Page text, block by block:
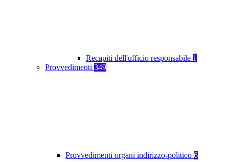
Recapiti dell'ufficio responsabile 1
Provvedimenti 349
Provvedimenti organi indirizzo-politico 6